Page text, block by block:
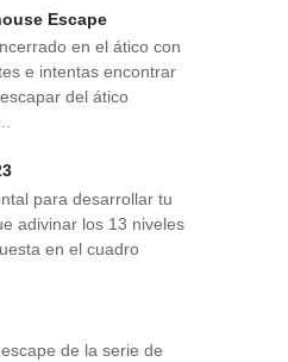
Escape
en el ático con
e intentas encontrar
del ático
para desarrollar tu
adivinar los 13 niveles
en el cuadro
de la serie de